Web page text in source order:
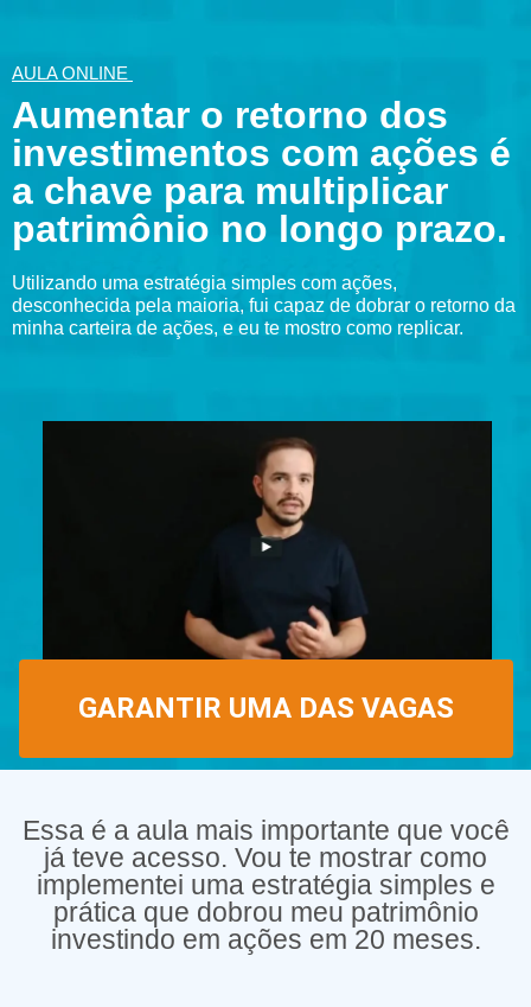
AULA ONLINE
Aumentar o retorno dos
investimentos com ações é
a chave para multiplicar
patrimônio no longo prazo.
Utilizando uma estratégia simples com ações,
desconhecida pela maioria, fui capaz de dobrar o retorno da
minha carteira de ações, e eu te mostro como replicar.
GARANTIR UMA DAS VAGAS
Essa é a aula mais importante que você
já teve acesso. Vou te mostrar como
implementei uma estratégia simples e
prática que dobrou meu patrimônio
investindo em ações em 20 meses.